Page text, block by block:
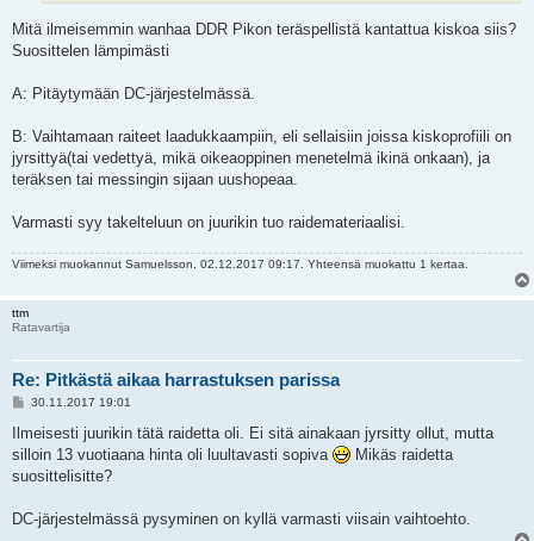
Mitä ilmeisemmin wanhaa DDR Pikon teräspellistä kantattua kiskoa siis?
Suosittelen lämpimästi
A: Pitäytymään DC-järjestelmässä.
B: Vaihtamaan raiteet laadukkaampiin, eli sellaisiin joissa kiskoprofiili on
jyrsittyä(tai vedettyä, mikä oikeaoppinen menetelmä ikinä onkaan), ja
teräksen tai messingin sijaan uushopeaa.
Varmasti syy takelteluun on juurikin tuo raidemateriaalisi.
Viimeksi muokannut Samuelsson , 02.12.2017 09:17. Yhteensä muokattu 1 kertaa.
ttm
Ratavartija
Re: Pitkästä aikaa harrastuksen parissa
V
e
t
i
30.11.2017 19:01
Ilmeisesti juurikin tätä raidetta oli. Ei sitä ainakaan jyrsitty ollut, mutta
silloin 13 vuotiaana hinta oli luultavasti sopiva
Mikäs raidetta
suosittelisitte?
DC-järjestelmässä pysyminen on kyllä varmasti viisain vaihtoehto.